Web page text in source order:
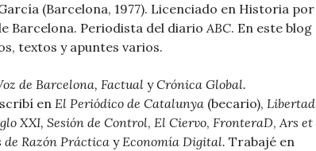
(Barcelona, 1977). Licenciado en Historia por
Barcelona. Periodista del diarioABC. En este blog
textos y apuntes varios.
de Barcelona, Factual yCrónica Global.
en El Periódico de Catalunya (becario), Libertad
XXI, Sesión de Control, El Ciervo, FronteraD, Ars et
de Razón Práctica y Economía Digital. Trabajé en